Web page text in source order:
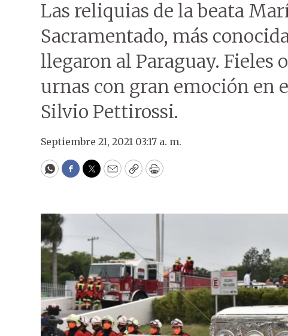
Las reliquias de la beata
Sacramentado, más
llegaron al Paraguay. Fieles
urnas con gran emoción en
Silvio Pettirossi.
Septiembre 21, 2021 03:17 a. m.
WhatsApp
Facebook
Twitter
EmailCopyPrint